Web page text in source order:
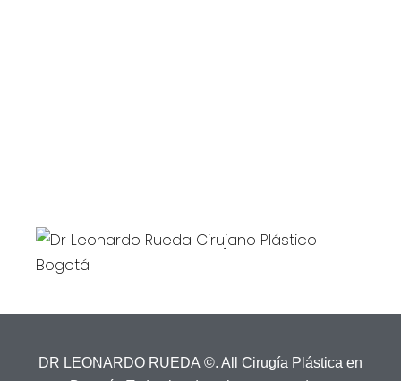
DR LEONARDO RUEDA ©. All Cirugía Plástica en